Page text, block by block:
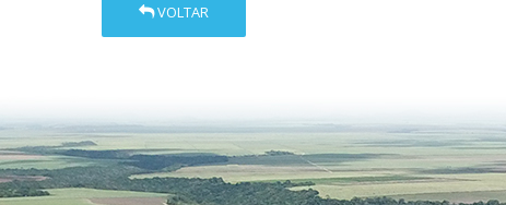
VOLTAR